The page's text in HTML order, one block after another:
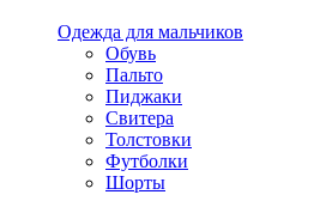
Одежда для мальчиков
Обувь
Пальто
Пиджаки
Свитера
Толстовки
Футболки
Шорты